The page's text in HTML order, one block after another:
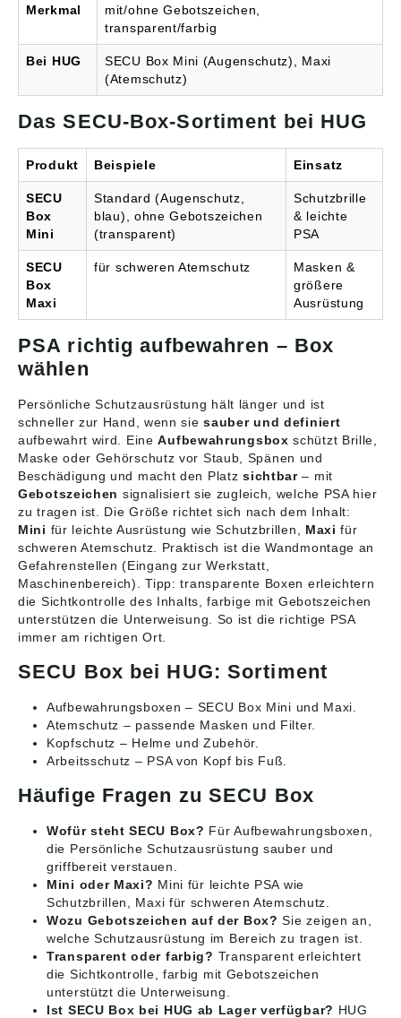
Merkmal
mit/ohne Gebotszeichen,
transparent/farbig
Bei HUG
SECU Box Mini (Augenschutz), Maxi
(Atemschutz)
Das SECU-Box-Sortiment bei HUG
Produkt Beispiele Einsatz
SECU
Box
Mini
Standard (Augenschutz,
blau), ohne Gebotszeichen
(transparent)
Schutzbrille
& leichte
PSA
SECU
Box
Maxi
für schweren Atemschutz
Masken &
größere
Ausrüstung
PSA richtig aufbewahren – Box
wählen
Persönliche Schutzausrüstung hält länger und ist
schneller zur Hand, wenn siesauber und definiert
aufbewahrt wird. EineAufbewahrungsbox schützt Brille,
Maske oder Gehörschutz vor Staub, Spänen und
Beschädigung und macht den Platzsichtbar– mit
Gebotszeichen signalisiert sie zugleich, welche PSA hier
zu tragen ist. Die Größe richtet sich nach dem Inhalt:
Mini für leichte Ausrüstung wie Schutzbrillen, Maxi für
schweren Atemschutz. Praktisch ist die Wandmontage an
Gefahrenstellen (Eingang zur Werkstatt,
Maschinenbereich). Tipp: transparente Boxen erleichtern
die Sichtkontrolle des Inhalts, farbige mit Gebotszeichen
unterstützen die Unterweisung. So ist die richtige PSA
immer am richtigen Ort.
SECU Box bei HUG: Sortiment
Aufbewahrungsboxen – SECU Box Mini und Maxi.
Atemschutz – passende Masken und Filter.
Kopfschutz – Helme und Zubehör.
Arbeitsschutz – PSA von Kopf bis Fuß.
Häufige Fragen zu SECU Box
Wofür steht SECU Box? Für Aufbewahrungsboxen,
die Persönliche Schutzausrüstung sauber und
griffbereit verstauen.
Mini oder Maxi? Mini für leichte PSA wie
Schutzbrillen, Maxi für schweren Atemschutz.
Wozu Gebotszeichen auf der Box? Sie zeigen an,
welche Schutzausrüstung im Bereich zu tragen ist.
Transparent oder farbig? Transparent erleichtert
die Sichtkontrolle, farbig mit Gebotszeichen
unterstützt die Unterweisung.
Ist SECU Box bei HUG ab Lager verfügbar? HUG